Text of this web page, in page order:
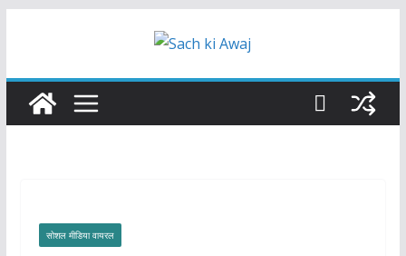
सोशल मीडिया वायरल